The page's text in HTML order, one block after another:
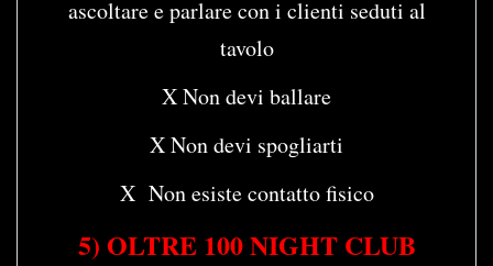
ascoltare e parlare con i clienti seduti al
tavolo
X Non devi ballare
X Non devi spogliarti
X Non esiste contatto fisico
5) OLTRE 100 NIGHT CLUB